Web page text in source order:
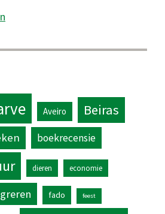
Aveiro Beiras
boekrecensie
dieren economie
fado feest